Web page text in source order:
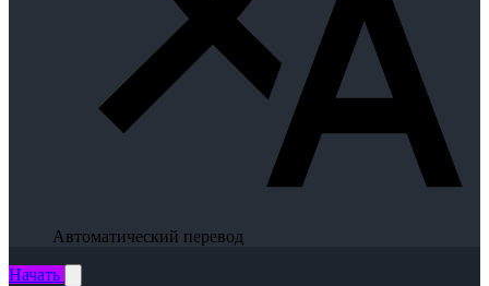
Автоматический перевод
Начать